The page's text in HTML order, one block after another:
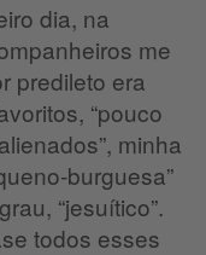
dia, na
me
predileto era
“pouco
minha
burguesa”
“jesuítico”.
todos esses